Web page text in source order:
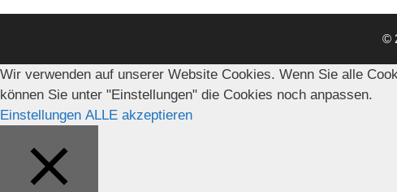
©
Wir verwenden auf unserer Website Cookies. Wenn Sie alle
können Sie unter "Einstellungen" die Cookies noch anpassen.
Einstellungen ALLE akzeptieren